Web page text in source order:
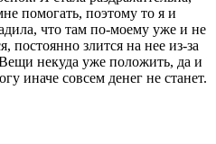
помогать, поэтому то я и
что там по-моему уже и не
злится на нее из-за
Вещи некуда уже положить, да и
иначе совсем денег не станет.